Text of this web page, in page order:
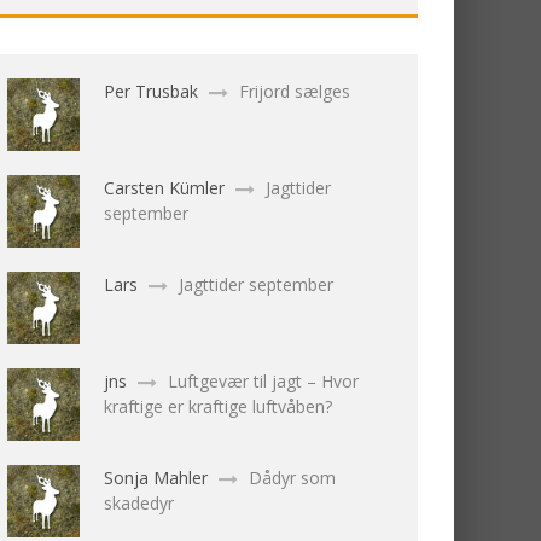
Per Trusbak Frijord sælges
Carsten Kümler
Jagttider
september
Lars Jagttider september
jns
Luftgevær til jagt – Hvor
kraftige er kraftige luftvåben?
Sonja Mahler
Dådyr som
skadedyr